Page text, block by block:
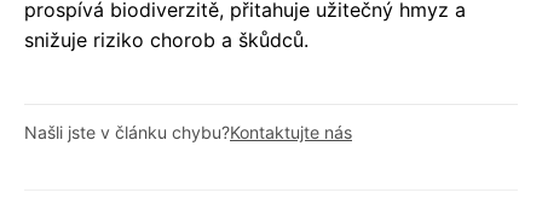
prospívá biodiverzitě, přitahuje užitečný hmyz a
snižuje riziko chorob a škůdců.
Našli jste v článku chybu?Kontaktujte nás